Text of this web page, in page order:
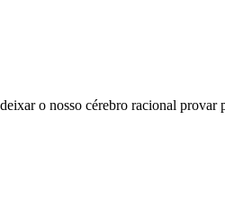
o nosso cérebro racional